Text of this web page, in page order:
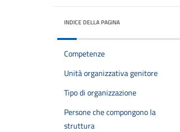
INDICE DELLA PAGINA
Competenze
Unità organizzativa genitore
Tipo di organizzazione
Persone che compongono la
struttura